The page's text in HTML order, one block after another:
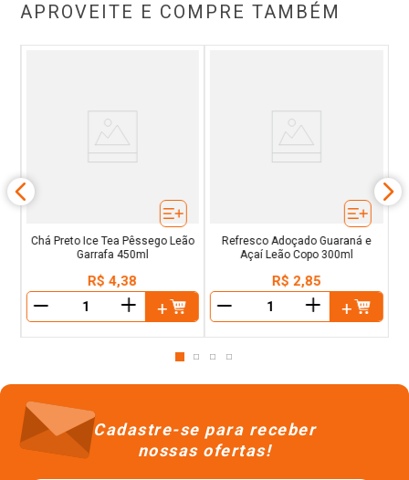
APROVEITE E COMPRE TAMBÉM
Chá Preto Ice Tea Pêssego Leão
Garrafa 450ml
R$ 4,38
＋
Refresco Adoçado Guaraná e
Açaí Leão Copo 300ml
R$ 2,85
＋
Cadastre-se para receber
nossas ofertas!